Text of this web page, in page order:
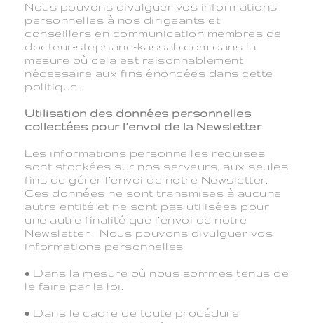
Nous pouvons divulguer vos informations
personnelles à nos dirigeants et
conseillers en communication membres de
docteur-stephane-kassab.com dans la
mesure où cela est raisonnablement
nécessaire aux fins énoncées dans cette
politique.
Utilisation des données personnelles
collectées pour l’envoi de la Newsletter
Les informations personnelles requises
sont stockées sur nos serveurs, aux seules
fins de gérer l’envoi de notre Newsletter.
Ces données ne sont transmises à aucune
autre entité et ne sont pas utilisées pour
une autre finalité que l’envoi de notre
Newsletter. Nous pouvons divulguer vos
informations personnelles
• Dans la mesure où nous sommes tenus de
le faire par la loi.
• Dans le cadre de toute procédure